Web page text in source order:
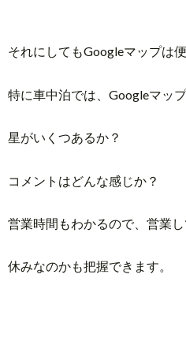
それにしてもGoogleマップは便
特に車中泊では、Googleマッ
星がいくつあるか？
コメントはどんな感じか？
営業時間もわかるので、営業し
休みなのかも把握できます。